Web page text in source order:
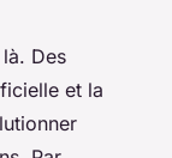
Des
et la